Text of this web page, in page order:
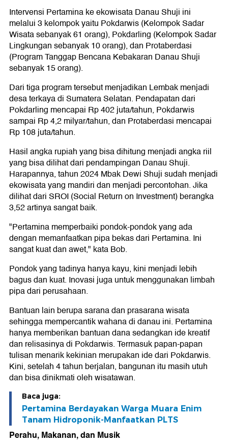
Intervensi Pertamina ke ekowisata Danau Shuji ini
melalui 3 kelompok yaitu Pokdarwis (Kelompok Sadar
Wisata sebanyak 61 orang), Pokdarling (Kelompok Sadar
Lingkungan sebanyak 10 orang), dan Protaberdasi
(Program Tanggap Bencana Kebakaran Danau Shuji
sebanyak 15 orang).
Dari tiga program tersebut menjadikan Lembak menjadi
desa terkaya di Sumatera Selatan. Pendapatan dari
Pokdarling mencapai Rp 402 juta/tahun, Pokdarwis
sampai Rp 4,2 milyar/tahun, dan Protaberdasi mencapai
Rp 108 juta/tahun.
Hasil angka rupiah yang bisa dihitung menjadi angka riil
yang bisa dilihat dari pendampingan Danau Shuji.
Harapannya, tahun 2024 Mbak Dewi Shuji sudah menjadi
ekowisata yang mandiri dan menjadi percontohan. Jika
dilihat dari SROI (Social Return on Investment) berangka
3,52 artinya sangat baik.
"Pertamina memperbaiki pondok-pondok yang ada
dengan memanfaatkan pipa bekas dari Pertamina. Ini
sangat kuat dan awet," kata Bob.
Pondok yang tadinya hanya kayu, kini menjadi lebih
bagus dan kuat. Inovasi juga untuk menggunakan limbah
pipa dari perusahaan.
Bantuan lain berupa sarana dan prasarana wisata
sehingga mempercantik wahana di danau ini. Pertamina
hanya memberikan bantuan dana sedangkan ide kreatif
dan relisasinya di Pokdarwis. Termasuk papan-papan
tulisan menarik kekinian merupakan ide dari Pokdarwis.
Kini, setelah 4 tahun berjalan, bangunan itu masih utuh
dan bisa dinikmati oleh wisatawan.
Baca juga:
Pertamina Berdayakan Warga Muara Enim
Tanam Hidroponik-Manfaatkan PLTS
Perahu, Makanan, dan Musik